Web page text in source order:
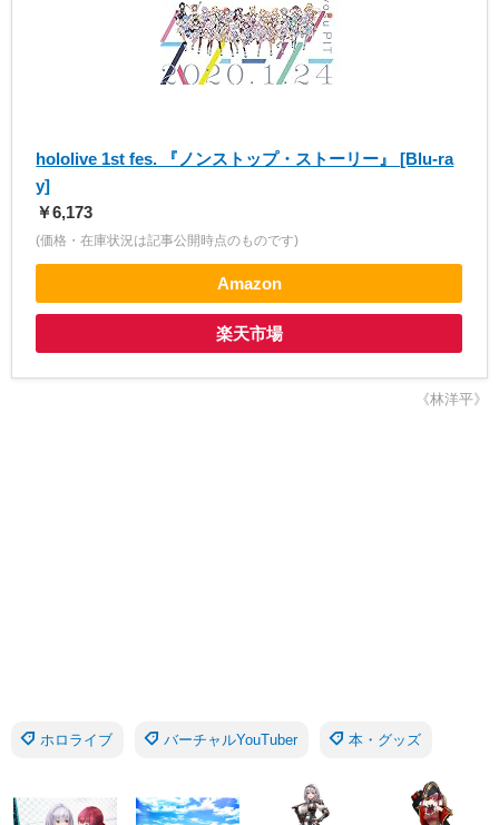
hololive 1st fes. 『ノンストップ・ストーリー』 [Blu-ra
y]
￥6,173
(価格・在庫状況は記事公開時点のものです)
Amazon
楽天市場
《林洋平》
ホロライブ バーチャルYouTuber 本・グッズ